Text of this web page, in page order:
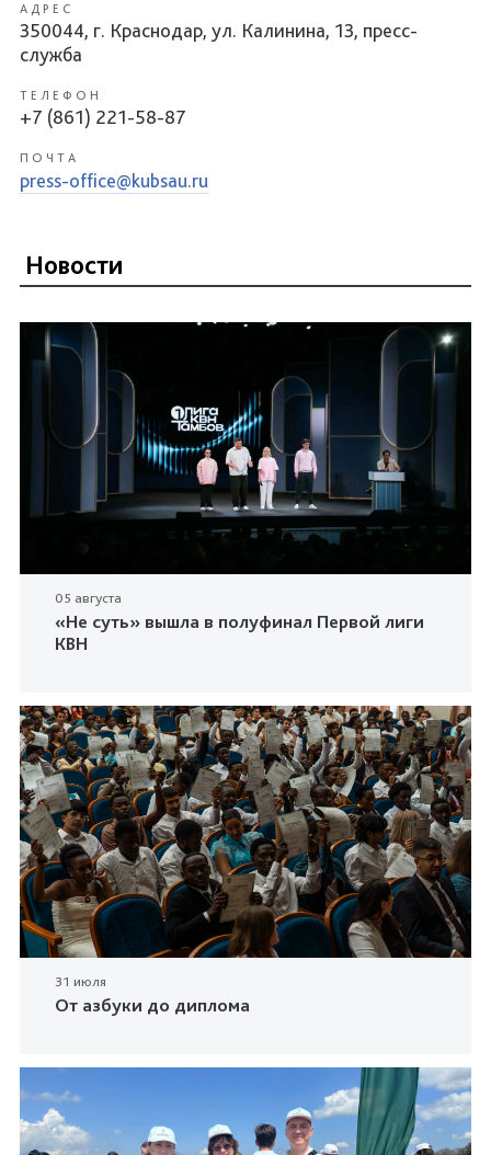
АДРЕС
350044, г. Краснодар, ул. Калинина, 13, пресс-
служба
ТЕЛЕФОН
+7 (861) 221-58-87
ПОЧТА
press-office@kubsau.ru
Новости
05 августа
«Не суть» вышла в полуфинал Первой лиги
КВН
31 июля
От азбуки до диплома